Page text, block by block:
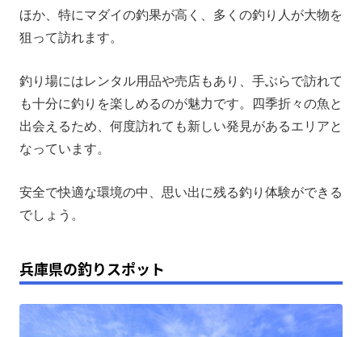
ほか、特にマダイの釣果が高く、多くの釣り人が大物を
狙って訪れます。
釣り場にはレンタル用品や売店もあり、手ぶらで訪れて
も十分に釣りを楽しめるのが魅力です。四季折々の魚と
出会えるため、何度訪れても新しい発見があるエリアと
なっています。
安全で快適な環境の中、思い出に残る釣り体験ができる
でしょう。
兵庫県の釣りスポット